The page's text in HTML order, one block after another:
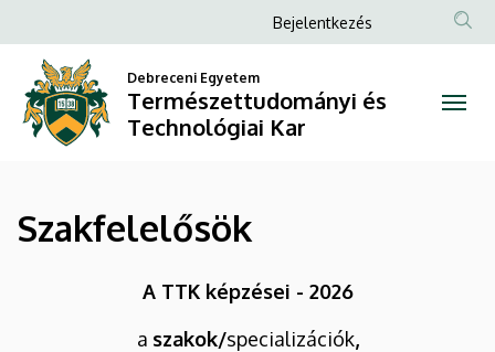
Természettudományi
Technológiai
Kar
a
tartalomra
Anonim
fiók
menüje
Bejelentkezés
Debreceni Egyetem
Természettudományi és
Technológiai Kar
Szakfelelősök
A TTK képzései - 2026
a szakok/specializációk,